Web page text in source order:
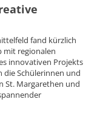
fand kürzlich
mit regionalen
innovativen Projekts
die Schülerinnen und
St. Margarethen und